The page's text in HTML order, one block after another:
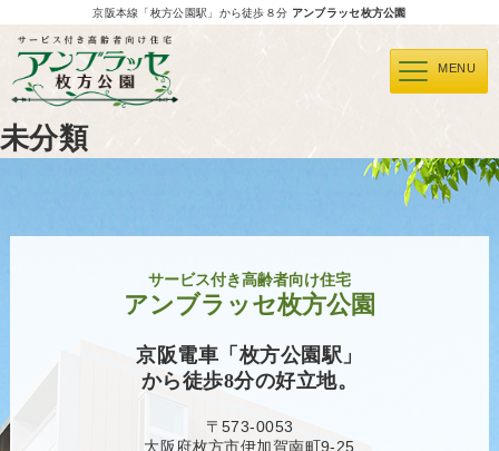
京阪本線「枚方公園駅」から徒歩８分 アンブラッセ枚方公園
MENU
未分類
サービス付き高齢者向け住宅
アンブラッセ枚方公園
京阪電車「枚方公園駅」
から徒歩8分の好立地。
〒573-0053
大阪府枚方市伊加賀南町9-25